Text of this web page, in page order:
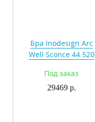
Бра Inodesign Arc
Well Sconce 44.520
Под заказ
29469 р.